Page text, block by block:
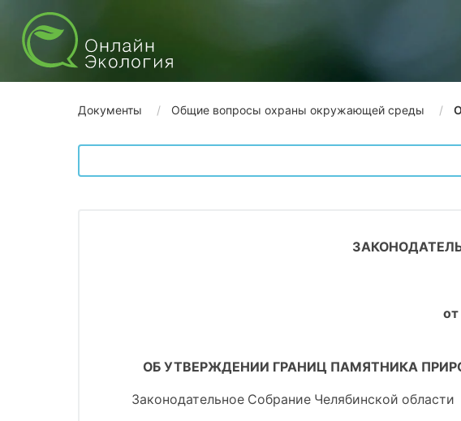
Документы Общие вопросы охраны окружающей среды
от
ОБ УТВЕРЖДЕНИИ ГРАНИЦ ПАМЯТНИКА
Законодательное Собрание Челябинской области